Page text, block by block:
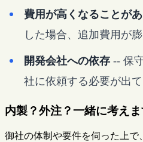
費用が高くなることが
した場合、追加費用が
開発会社への依存 -- 保
社に依頼する必要が出
内製？外注？一緒に考え
御社の体制や要件を伺った上で